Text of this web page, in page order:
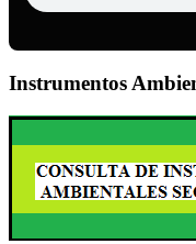
Instrumentos